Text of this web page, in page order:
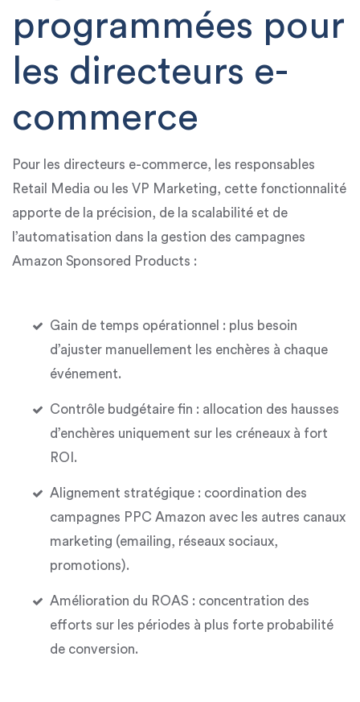
programmées pour
les directeurs e-
commerce
Pour les directeurs e-commerce, les responsables
Retail Media ou les VP Marketing, cette fonctionnalité
apporte de la précision, de la scalabilité et de
l’automatisation dans la gestion des campagnes
Amazon Sponsored Products :
Gain de temps opérationnel : plus besoin
d’ajuster manuellement les enchères à chaque
événement.
Contrôle budgétaire fin : allocation des hausses
d’enchères uniquement sur les créneaux à fort
ROI.
Alignement stratégique : coordination des
campagnes PPC Amazon avec les autres canaux
marketing (emailing, réseaux sociaux,
promotions).
Amélioration du ROAS : concentration des
efforts sur les périodes à plus forte probabilité
de conversion.